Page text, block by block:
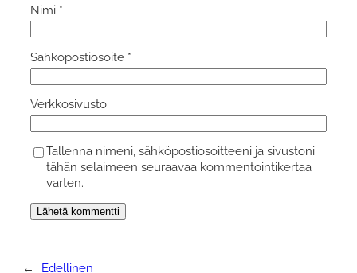
Nimi *
Sähköpostiosoite *
Verkkosivusto
Tallenna nimeni, sähköpostiosoitteeni ja sivustoni
tähän selaimeen seuraavaa kommentointikertaa
varten.
← Edellinen